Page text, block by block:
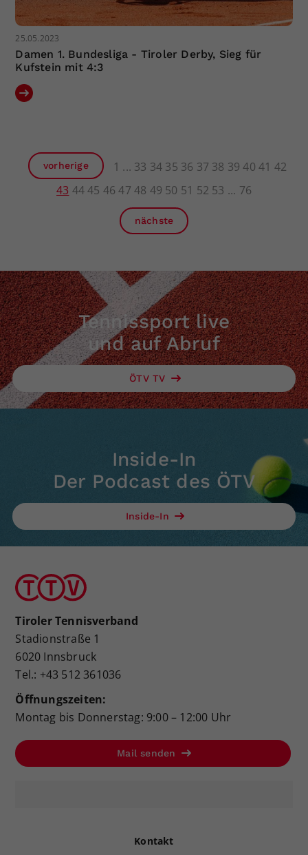
25.05.2023
Damen 1. Bundesliga - Tiroler Derby, Sieg für
Kufstein mit 4:3
vorherige 1 33 34 35 36 37 38 39 40 41 42
43 4445 46 47 48 49 50 51 52 53 76
nächste
Tennissport live
und auf Abruf
ÖTV TV
Inside-In
Der Podcast des ÖTV
Inside-In
Tiroler Tennisverband
Stadionstraße 1
6020 Innsbruck
Tel.: +43 512 361036
Öffnungszeiten:
Montag bis Donnerstag: 9:00 – 12:00 Uhr
Mail senden
Kontakt